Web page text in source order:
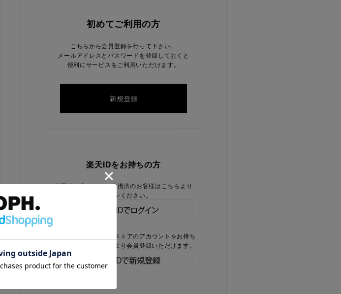
初めてご利用の方
こちらから会員登録を行って下さい。
メールアドレスとパスワードを登録しておくと
便利にサービスをご利用いただけます。
楽天IDをお持ちの方
楽天IDを当ストアに連携済のお客様はこちらより
ログインください。
楽天IDをお持ちで、当ストアのアカウントをお持ち
でないお客様はこちらより会員登録いただけます。